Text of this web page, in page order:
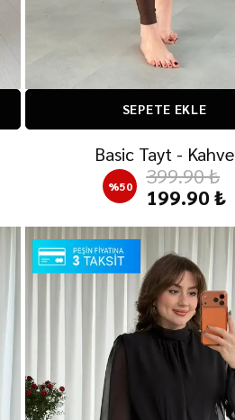
SEPETE EKLE
Basic Tayt - Kahve
%50
399.90 ₺
199.90 ₺